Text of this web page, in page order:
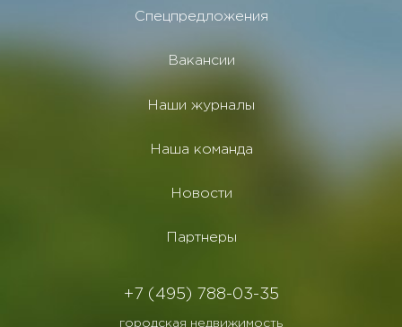
Спецпредложения
Вакансии
Наши журналы
Наша команда
Новости
Партнеры
+7 (495) 788-03-35
городская недвижимость